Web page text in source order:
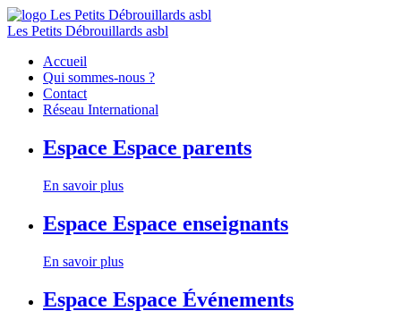
Les Petits Débrouillards asbl
Accueil
Qui sommes-nous ?
Contact
Réseau International
Espace Espace parents
En savoir plus
Espace Espace enseignants
En savoir plus
Espace Espace Événements